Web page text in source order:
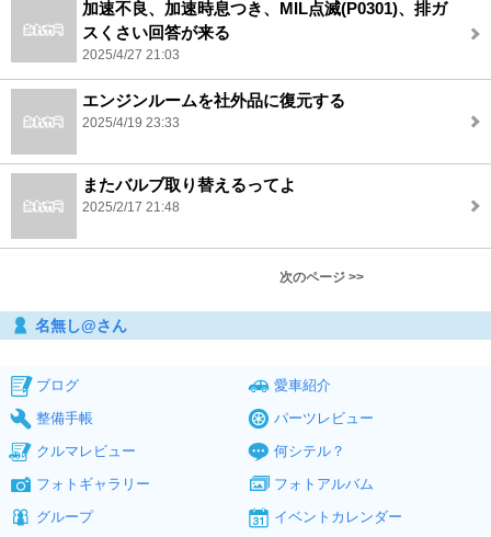
加速不良、加速時息つき、MIL点滅(P0301)、排ガ
スくさい回答が来る
2025/4/27 21:03
エンジンルームを社外品に復元する
2025/4/19 23:33
またバルブ取り替えるってよ
2025/2/17 21:48
次のページ >>
名無し@さん
ブログ
愛車紹介
整備手帳
パーツレビュー
クルマレビュー
何シテル？
フォトギャラリー
フォトアルバム
グループ
イベントカレンダー